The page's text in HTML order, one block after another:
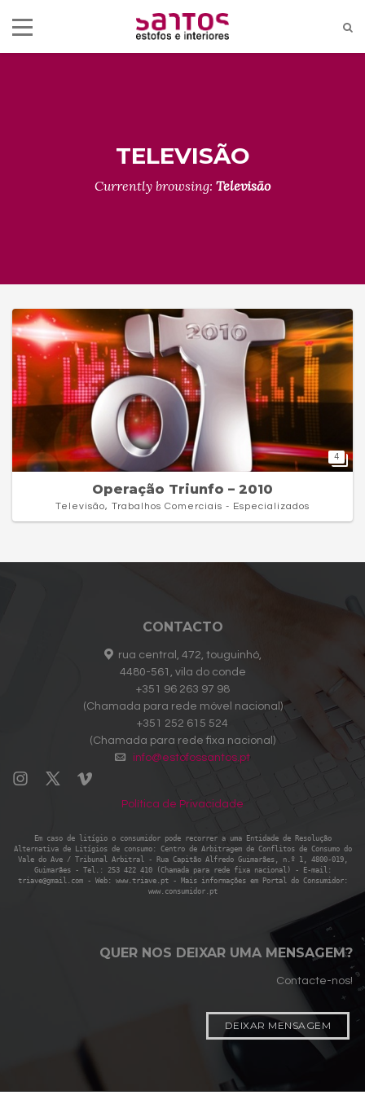
TELEVISÃO
Currently browsing: Televisão
4
Operação Triunfo – 2010
Televisão, Trabalhos Comerciais - Especializados
CONTACTO
rua central, 472, touguinhó,
4480-561, vila do conde
+351 96 263 97 98
(Chamada para rede móvel nacional)
+351 252 615 524
(Chamada para rede fixa nacional)
info@estofossantos.pt
Política de Privacidade
Em caso de litígio o consumidor pode recorrer a uma Entidade de Resolução
Alternativa de Litígios de consumo: Centro de Arbitragem de Conflitos de Consumo do
Vale do Ave / Tribunal Arbitral - Rua Capitão Alfredo Guimarães, n.º 1, 4800-019,
Guimarães - Tel.: 253 422 410 (Chamada para rede fixa nacional) - E-mail:
triave@gmail.com - Web: www.triave.pt - Mais informações em Portal do Consumidor:
www.consumidor.pt
QUER NOS DEIXAR UMA MENSAGEM?
Contacte-nos!
DEIXAR MENSAGEM